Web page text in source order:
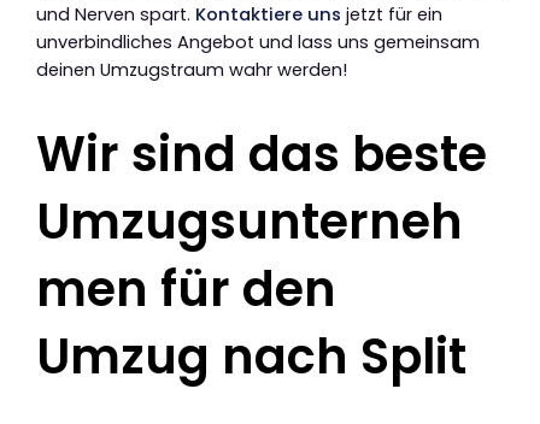
und Nerven spart. Kontaktiere uns jetzt für ein
unverbindliches Angebot und lass uns gemeinsam
deinen Umzugstraum wahr werden!
Wir sind das beste
Umzugsunterneh
men für den
Umzug nach Split